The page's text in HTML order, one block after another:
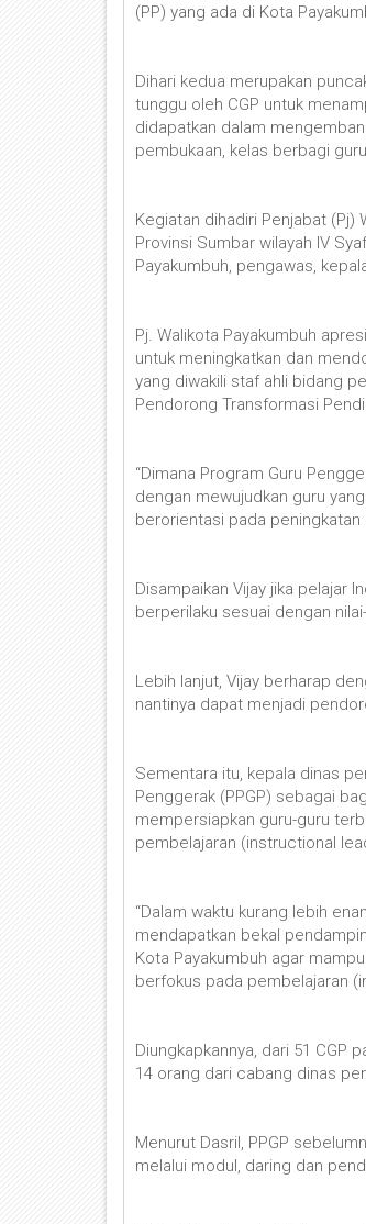
(PP) yang ada di Kota
Dihari kedua merupakan
tunggu oleh CGP untuk
didapatkan dalam
pembukaan, kelas berbagi
Kegiatan dihadiri Penjabat (Pj)
Provinsi Sumbar wilayah IV
Payakumbuh, pengawas,
Pj. Walikota Payakumbuh
untuk meningkatkan dan
yang diwakili staf ahli bidang
Pendorong Transformasi
“Dimana Program Guru
dengan mewujudkan guru
berorientasi pada peningkatan
Disampaikan Vijay jika pelajar
berperilaku sesuai dengan
Lebih lanjut, Vijay berharap
nantinya dapat menjadi
Sementara itu, kepala dinas
Penggerak (PPGP) sebagai
mempersiapkan guru-guru
pembelajaran (instructional
“Dalam waktu kurang lebih
mendapatkan bekal
Kota Payakumbuh agar
berfokus pada pembelajaran
Diungkapkannya, dari 51 CGP
14 orang dari cabang dinas
Menurut Dasril, PPGP
melalui modul, daring dan